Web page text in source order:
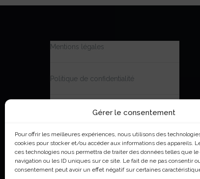
Gérer le consentement
Pour offrir les meilleures expériences, nous utilisons des
cookies pour stocker et/ou accéder aux informations des appareils.
ces technologies nous permettra de traiter des données telles que
navigation ou les ID uniques sur ce site. Le fait de ne pas consentir
consentement peut avoir un effet négatif sur certaines
Mentions légales
Politique de confidentialité
Politique de cookies (UE)
Accessibilité | Partiellement conforme
© GMUND digital 2021 - 2025